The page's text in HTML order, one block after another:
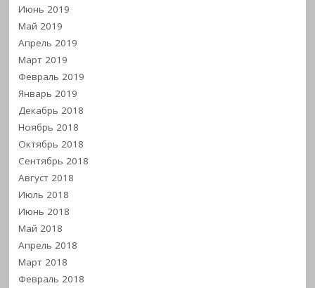
Июнь 2019
Май 2019
Апрель 2019
Март 2019
Февраль 2019
Январь 2019
Декабрь 2018
Ноябрь 2018
Октябрь 2018
Сентябрь 2018
Август 2018
Июль 2018
Июнь 2018
Май 2018
Апрель 2018
Март 2018
Февраль 2018